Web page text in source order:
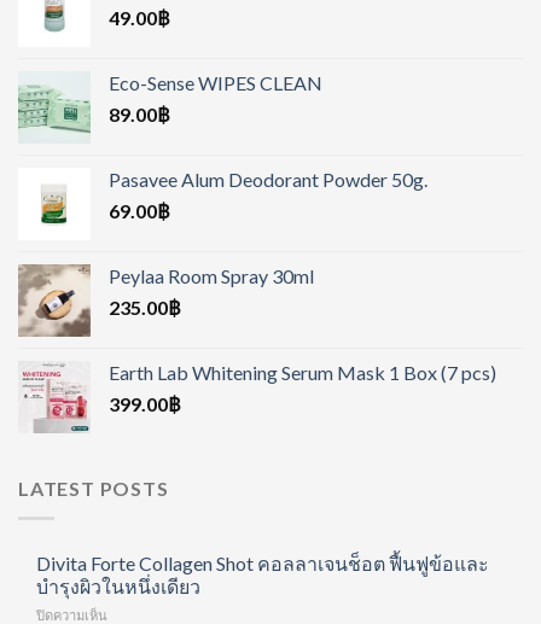
49.00฿
Eco-Sense WIPES CLEAN
89.00฿
Pasavee Alum Deodorant Powder 50g.
69.00฿
Peylaa Room Spray 30ml
235.00฿
Earth Lab Whitening Serum Mask 1 Box (7 pcs)
399.00฿
LATEST POSTS
Divita Forte Collagen Shot คอลลาเจนช็อต ฟื้นฟูข้อและ
บำรุงผิวในหนึ่งเดียว
ปิดความเห็น